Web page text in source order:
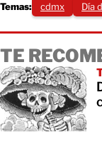
Temas: cdmx Día
TE